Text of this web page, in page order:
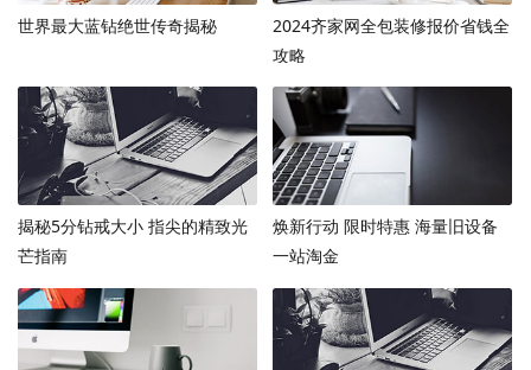
世界最大蓝钻绝世传奇揭秘
2024齐家网全包装修报价省钱全
攻略
揭秘5分钻戒大小 指尖的精致光
芒指南
焕新行动 限时特惠 海量旧设备
一站淘金